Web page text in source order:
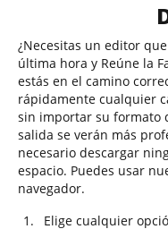
¿Necesitas un editor
última hora y Reúne la
estás en el camino
rápidamente cualquier
sin importar su formato
salida se verán más
necesario descargar
espacio. Puedes usar
navegador.
Elige cualquier